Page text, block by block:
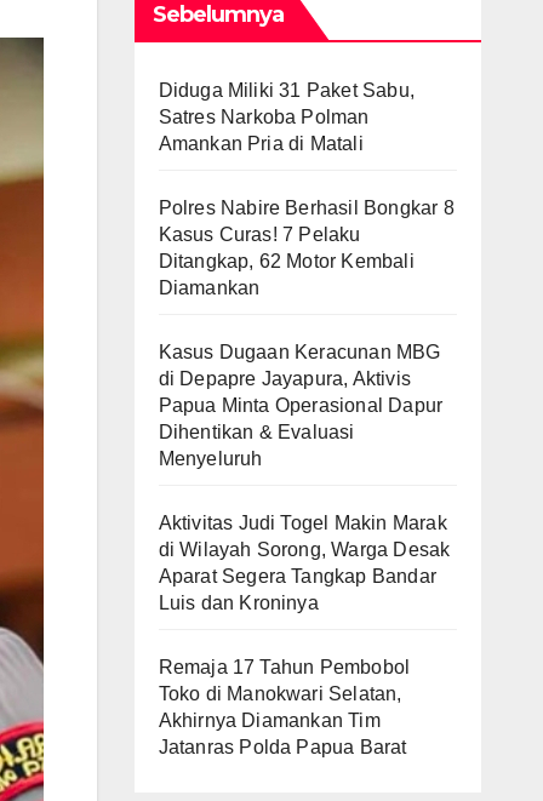
Sebelumnya
Diduga Miliki 31 Paket Sabu,
Satres Narkoba Polman
Amankan Pria di Matali
Polres Nabire Berhasil Bongkar 8
Kasus Curas! 7 Pelaku
Ditangkap, 62 Motor Kembali
Diamankan
Kasus Dugaan Keracunan MBG
di Depapre Jayapura, Aktivis
Papua Minta Operasional Dapur
Dihentikan & Evaluasi
Menyeluruh
Aktivitas Judi Togel Makin Marak
di Wilayah Sorong, Warga Desak
Aparat Segera Tangkap Bandar
Luis dan Kroninya
Remaja 17 Tahun Pembobol
Toko di Manokwari Selatan,
Akhirnya Diamankan Tim
Jatanras Polda Papua Barat